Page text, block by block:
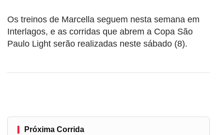
Os treinos de Marcella seguem nesta semana em
Interlagos, e as corridas que abrem a Copa São
Paulo Light serão realizadas neste sábado (8).
Próxima Corrida